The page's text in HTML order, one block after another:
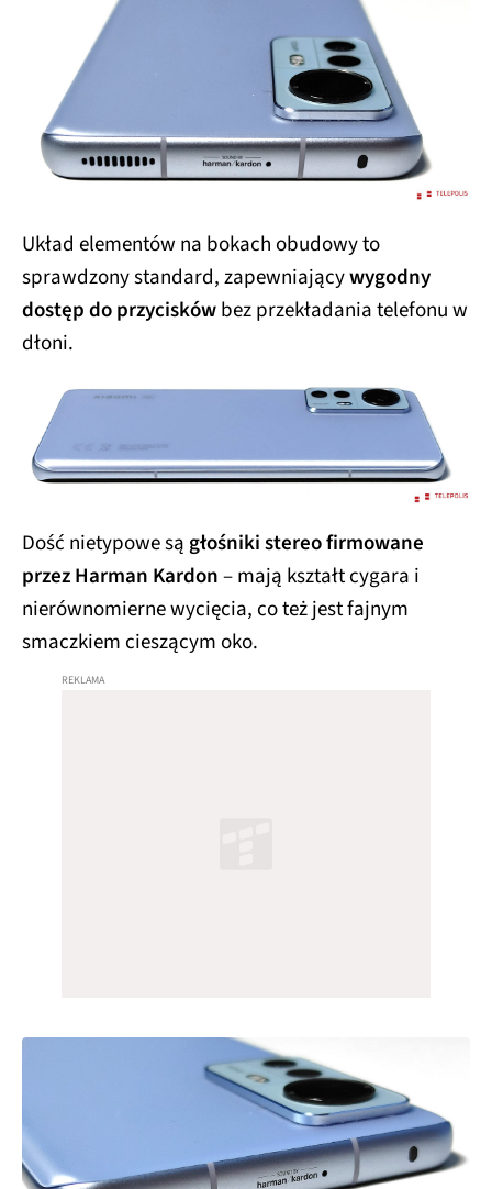
Układ elementów na bokach obudowy to
sprawdzony standard, zapewniającywygodny
dostęp do przyciskówbez przekładania telefonu w
dłoni.
Dość nietypowe sągłośniki stereo firmowane
przez Harman Kardon– mają kształt cygara i
nierównomierne wycięcia, co też jest fajnym
smaczkiem cieszącym oko.